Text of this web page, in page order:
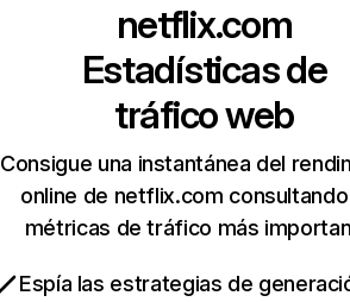
netflix.com
Estadísticas de
tráfico web
Consigue una instantánea del
online de netflix.com
métricas de tráfico más
Espía las estrategias de